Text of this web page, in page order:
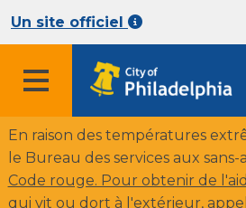
Un site officiel
En raison des températures
le Bureau des services aux
Code rouge. Pour obtenir de
qui vit ou dort à l'extérieur,